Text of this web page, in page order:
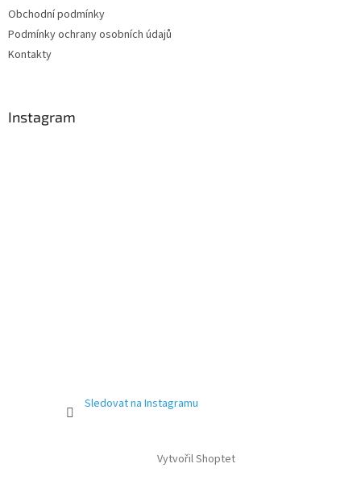
Obchodní podmínky
Podmínky ochrany osobních údajů
Kontakty
Instagram
Sledovat na Instagramu
Vytvořil Shoptet